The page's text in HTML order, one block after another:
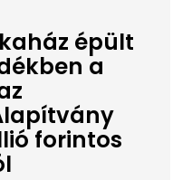
épült
a
forintos